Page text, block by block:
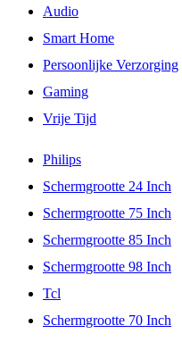
Audio
Smart Home
Persoonlijke Verzorging
Gaming
Vrije Tijd
Philips
Schermgrootte 24 Inch
Schermgrootte 75 Inch
Schermgrootte 85 Inch
Schermgrootte 98 Inch
Tcl
Schermgrootte 70 Inch